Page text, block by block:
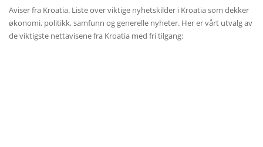
Aviser fra Kroatia. Liste over viktige nyhetskilder i Kroatia som dekker
økonomi, politikk, samfunn og generelle nyheter. Her er vårt utvalg av
de viktigste nettavisene fra Kroatia med fri tilgang: